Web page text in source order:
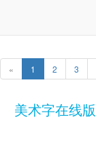
« 1 2 3
美术字在线版